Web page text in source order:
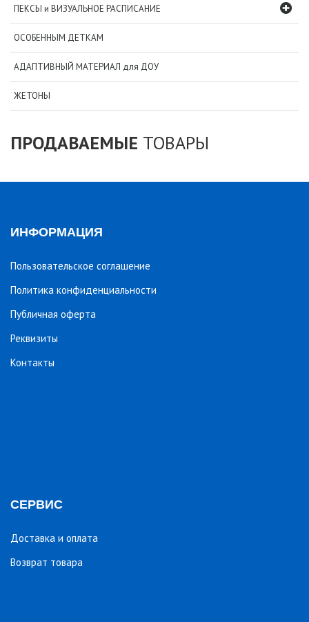
ПЕКСЫ и ВИЗУАЛЬНОЕ РАСПИСАНИЕ
ОСОБЕННЫМ ДЕТКАМ
АДАПТИВНЫЙ МАТЕРИАЛ для ДОУ
ЖЕТОНЫ
ПРОДАВАЕМЫЕ ТОВАРЫ
ИНФОРМАЦИЯ
Пользовательское соглашение
Политика конфиденциальности
Публичная оферта
Реквизиты
Контакты
СЕРВИС
Доставка и оплата
Возврат товара